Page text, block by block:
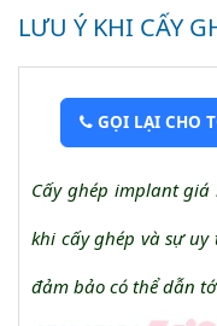
LƯU Ý KHI CẤY
GỌI LẠI CHO
Cấy ghép implant
khi cấy ghép và sự
đảm bảo có thể dẫn